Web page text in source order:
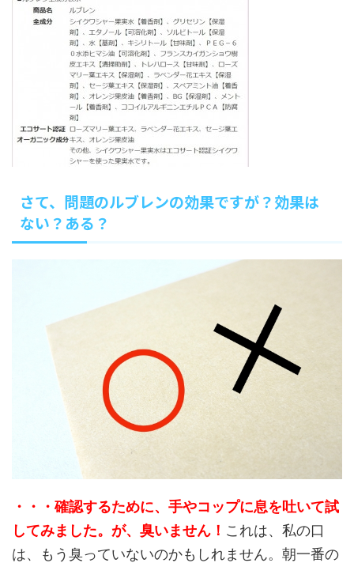
さて、問題のルブレンの効果ですが？効果は
ない？ある？
・・・確認するために、手やコップに息を吐いて試
してみました。が、臭いません！ これは、私の口
は、もう臭っていないのかもしれません。朝一番の